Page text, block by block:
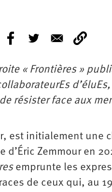
« Frontières »
résister face aux
est initialement une
Zemmour en
emprunte les
de ceux qui, au